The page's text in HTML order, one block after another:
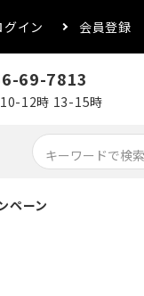
グイン 会員登録
69-7813
12時 13-15時
ペーン